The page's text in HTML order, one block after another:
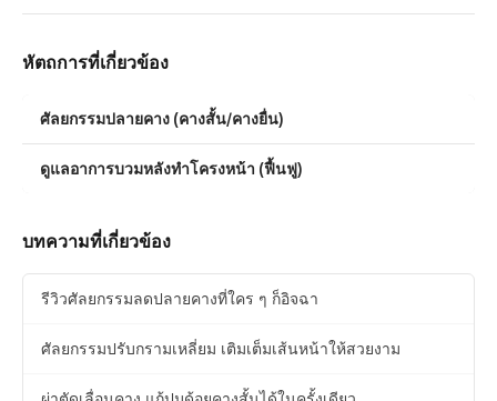
หัตถการที่เกี่ยวข้อง
ศัลยกรรมปลายคาง (คางสั้น/คางยื่น)
ดูแลอาการบวมหลังทำโครงหน้า (ฟื้นฟู)
บทความที่เกี่ยวข้อง
รีวิวศัลยกรรมลดปลายคางที่ใคร ๆ ก็อิจฉา
ศัลยกรรมปรับกรามเหลี่ยม เติมเต็มเส้นหน้าให้สวยงาม